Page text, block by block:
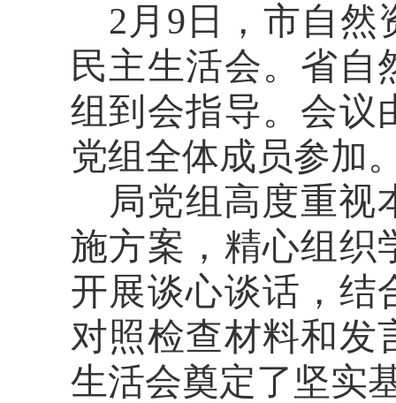
2月9日，市自然
民主生活会。省自
组到会指导。会议
党组全体成员参加
局党组高度重视
施方案，精心组织
开展谈心谈话，结
对照检查材料和发
生活会奠定了坚实